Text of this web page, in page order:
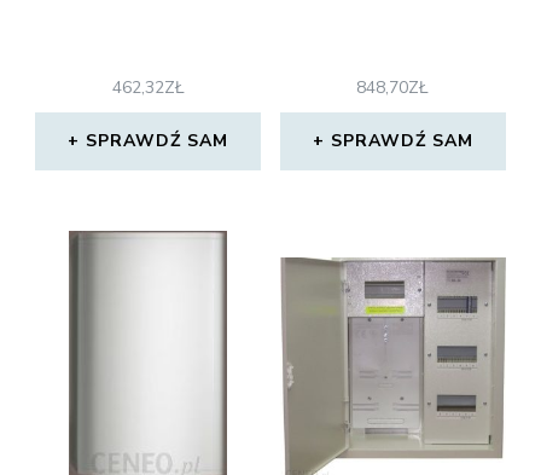
462,32ZŁ
SPRAWDŹ SAM
848,70ZŁ
SPRAWDŹ SAM